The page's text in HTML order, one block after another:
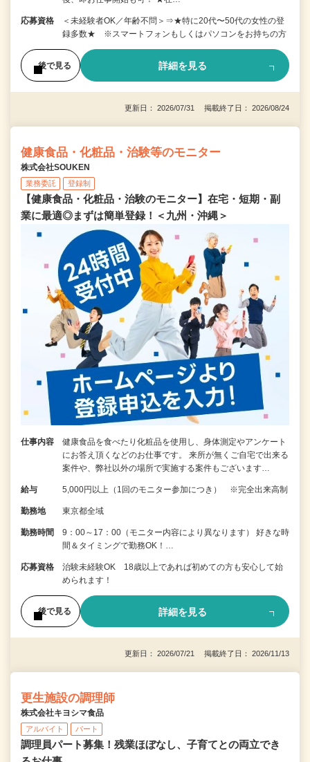
応募資格
＜未経験者OK／年齢不問＞⇒★特に20代〜50代の女性の登
録多数★ ※スマートフォンもしくはパソコンをお持ちの方
後で見る 詳細を見る
更新日： 2026/07/31 掲載終了日： 2026/08/24
健康食品・化粧品・治験等のモニター
株式会社SOUKEN
業務委託 登録制
【健康食品・化粧品・治験のモニター】在宅・短期・副
業に最適◎まずは簡単登録！＜九州・沖縄＞
仕事内容
健康食品を食べたり化粧品を使用し、身体測定やアンケート
にお答え頂くなどのお仕事です。 来所が無くご自宅で出来る
案件や、弊社以外の場所で実施する案件もございます…
給与 5,000円以上（1回のモニター参加につき） ※完全出来高制
勤務地 東京都全域
勤務時間
9：00～17：00（モニター内容により異なります） 好きな時
間＆タイミングで勤務OK！…
応募資格
治験未経験OK 18歳以上であれば初めての方も安心して始
められます！
後で見る 詳細を見る
更新日： 2026/07/21 掲載終了日： 2026/11/13
更生施設の調理師
株式会社キヨシマ食品
アルバイト パート
調理員パート募集！残業ほぼなし、子育てとの両立でき